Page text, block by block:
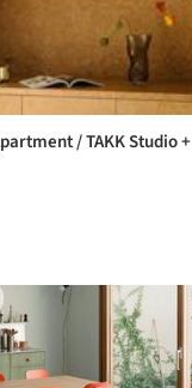
/ TAKK Studio +